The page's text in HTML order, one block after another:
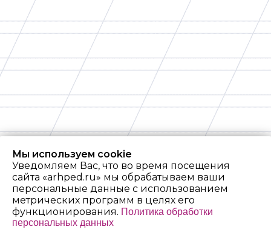
Мы используем cookie
Уведомляем Вас, что во время посещения
сайта «arhped.ru» мы обрабатываем ваши
персональные данные с использованием
метрических программ в целях его
функционирования. Политика обработки
персональных данных